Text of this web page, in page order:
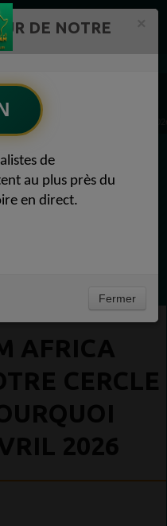
AFRICA 1
adhérer 1
de soutien Pourquoi adhérer 24 avril
DE NOTRE
de
au plus près du
en direct.
Fermer